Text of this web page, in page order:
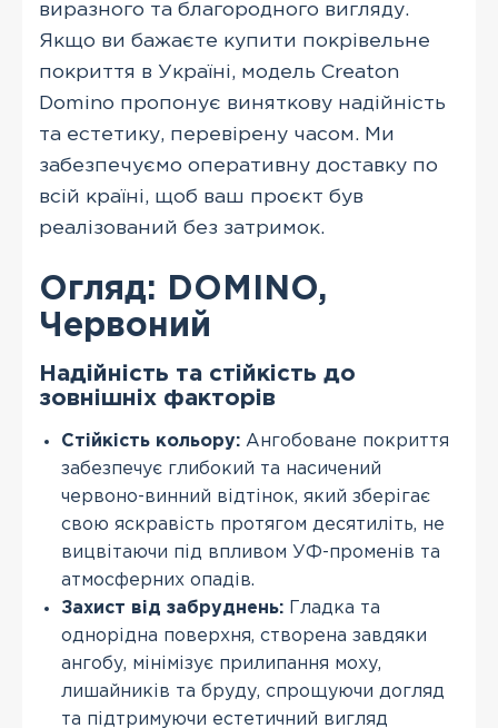
виразного та благородного вигляду.
Якщо ви бажаєте купити покрівельне
покриття в Україні, модель Creaton
Domino пропонує виняткову надійність
та естетику, перевірену часом. Ми
забезпечуємо оперативну доставку по
всій країні, щоб ваш проєкт був
реалізований без затримок.
Огляд: DOMINO,
Червоний
Надійність та стійкість до
зовнішніх факторів
Стійкість кольору: Ангобоване покриття
забезпечує глибокий та насичений
червоно-винний відтінок, який зберігає
свою яскравість протягом десятиліть, не
вицвітаючи під впливом УФ-променів та
атмосферних опадів.
Захист від забруднень: Гладка та
однорідна поверхня, створена завдяки
ангобу, мінімізує прилипання моху,
лишайників та бруду, спрощуючи догляд
та підтримуючи естетичний вигляд